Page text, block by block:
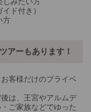
ド付き）
方
アーもあります！
客様だけのプライベ
は、王宮やアルムデ
ご家族などでゆった